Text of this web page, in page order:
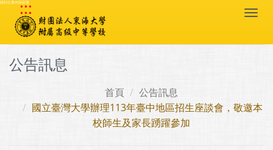
跳到主要內容區塊
:::
公告訊息
首頁
公告訊息
國立臺灣大學辦理113年臺中地區招生座談會，敬邀本
校師生及家長踴躍參加